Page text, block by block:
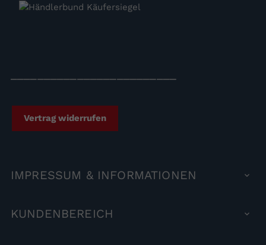
Vertrag widerrufen
IMPRESSUM & INFORMATIONEN 
KUNDENBEREICH 